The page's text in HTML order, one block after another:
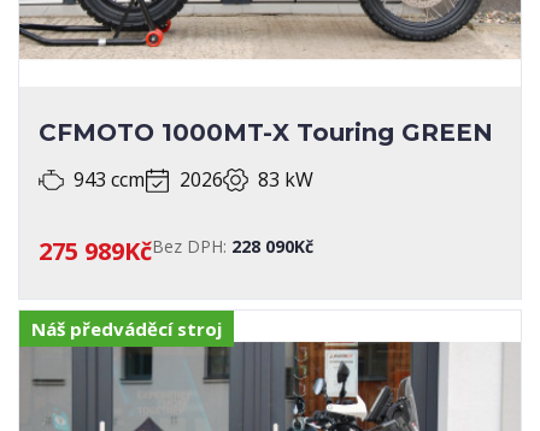
CFMOTO 1000MT-X Touring GREEN
943 ccm 2026 83 kW
275 989KčBez DPH: 228 090Kč
Náš předváděcí stroj